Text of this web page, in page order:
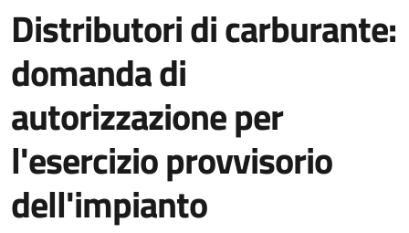
Distributori di carburante:
domanda di
autorizzazione per
l'esercizio provvisorio
dell'impianto